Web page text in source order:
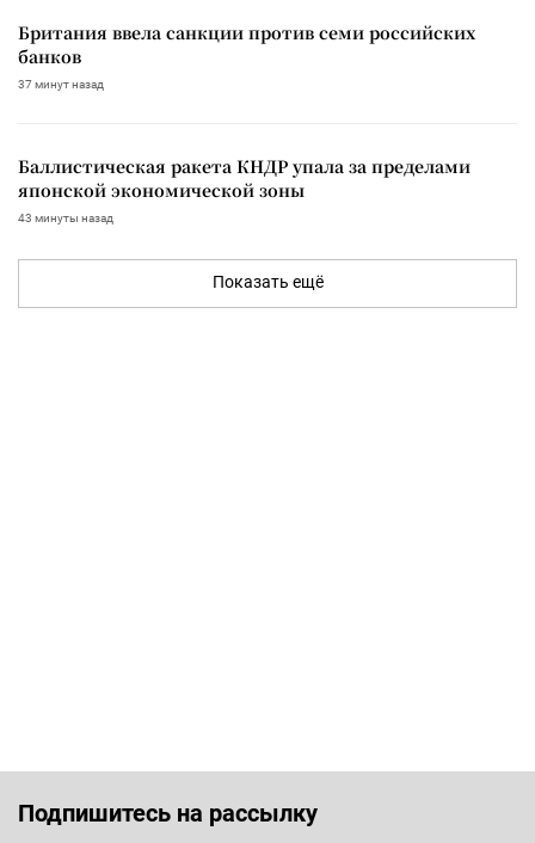
Британия ввела санкции против семи российских
банков
37 минут назад
Баллистическая ракета КНДР упала за пределами
японской экономической зоны
43 минуты назад
Показать ещё
Подпишитесь на рассылку